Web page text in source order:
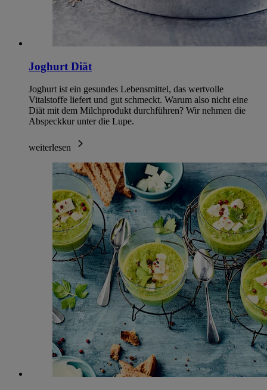
Joghurt Diät
Joghurt ist ein gesundes Lebensmittel, das wertvolle
Vitalstoffe liefert und gut schmeckt. Warum also nicht eine
Diät mit dem Milchprodukt durchführen? Wir nehmen die
Abspeckkur unter die Lupe.
weiterlesen